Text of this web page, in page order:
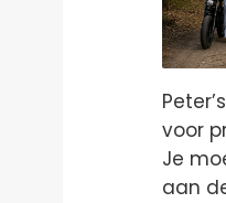
voor
Je
aan